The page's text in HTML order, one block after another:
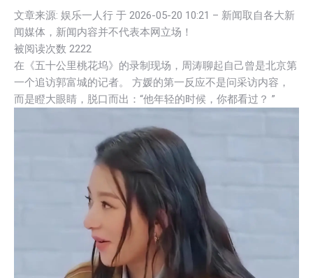
文章来源: 娱乐一人行 于 2026-05-20 10:21 – 新闻取自各大新
闻媒体，新闻内容并不代表本网立场！
被阅读次数 2222
在《五十公里桃花坞》的录制现场，周涛聊起自己曾是北京第
一个追访郭富城的记者。 方媛的第一反应不是问采访内容，
而是瞪大眼睛，脱口而出：“他年轻的时候，你都看过？ ”